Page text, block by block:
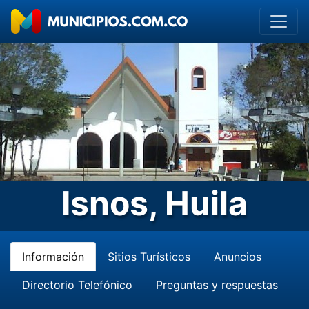
Isnos, Huila
Información Sitios Turísticos Anuncios
Directorio Telefónico Preguntas y respuestas